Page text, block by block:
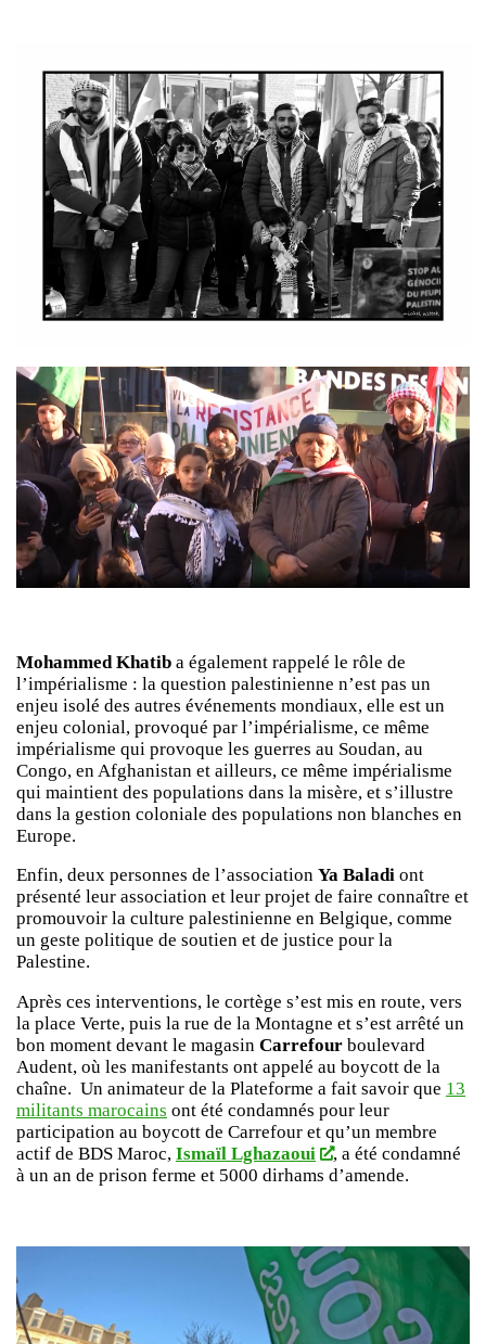
Mohammed Khatib a également rappelé le rôle de
l’impérialisme : la question palestinienne n’est pas un
enjeu isolé des autres événements mondiaux, elle est un
enjeu colonial, provoqué par l’impérialisme, ce même
impérialisme qui provoque les guerres au Soudan, au
Congo, en Afghanistan et ailleurs, ce même impérialisme
qui maintient des populations dans la misère, et s’illustre
dans la gestion coloniale des populations non blanches en
Europe.
Enfin, deux personnes de l’association Ya Baladi ont
présenté leur association et leur projet de faire connaître et
promouvoir la culture palestinienne en Belgique, comme
un geste politique de soutien et de justice pour la
Palestine.
Après ces interventions, le cortège s’est mis en route, vers
la place Verte, puis la rue de la Montagne et s’est arrêté un
bon moment devant le magasin Carrefour boulevard
Audent, où les manifestants ont appelé au boycott de la
chaîne. Un animateur de la Plateforme a fait savoir que 13
militants marocains ont été condamnés pour leur
participation au boycott de Carrefour et qu’un membre
actif de BDS Maroc, Ismaïl Lghazaoui
, a été condamné
à un an de prison ferme et 5000 dirhams d’amende.